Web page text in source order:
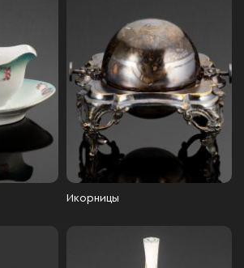
Икорницы